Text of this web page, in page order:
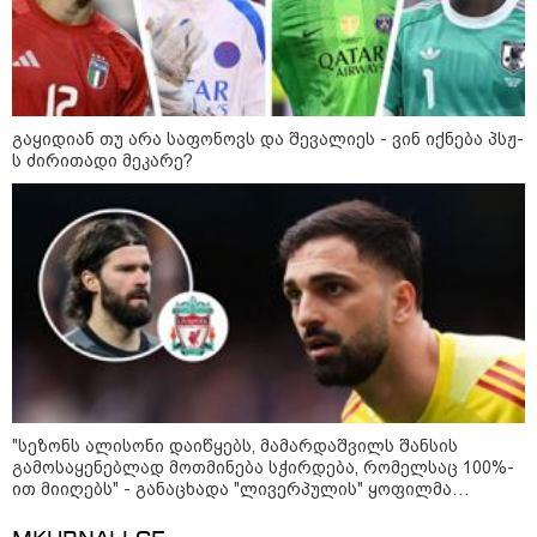
ფული ამ ზოდიაქოს ნიშნების
ხელში აღმოჩნდება: ვინ
გამდიდრდება?
შემდეგ: მილიონერების
სტილისტის 8 ოქროს წესი და
აუცილებელი სამოსი
გაყიდიან თუ არა საფონოვს და შევალიეს - ვინ იქნება პსჟ-
ს ძირითადი მეკარე?
"სეზონს ალისონი დაიწყებს, მამარდაშვილს შანსის
გამოსაყენებლად მოთმინება სჭირდება, რომელსაც 100%-
ით მიიღებს" - განაცხადა "ლივერპულის" ყოფილმა